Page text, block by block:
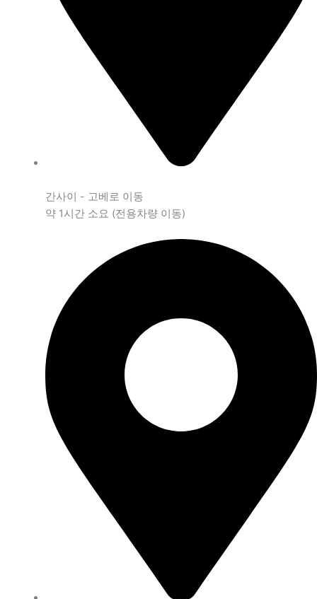
간사이 - 고베로 이동
약 1시간 소요 (전용차량 이동)